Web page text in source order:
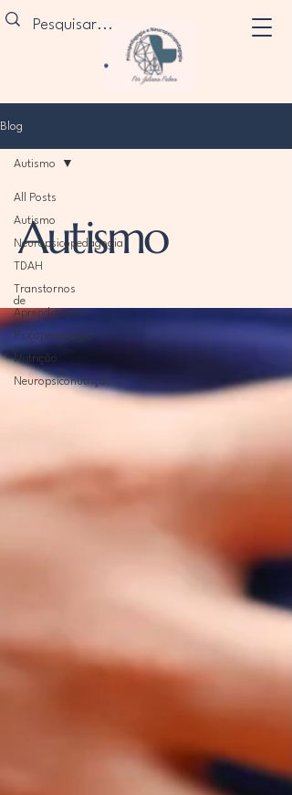
Blog
All Posts
Autismo
Neuropsicopedagogia
TDAH
Transtornos
de
Aprendizagem
Psicopedagogia
Nutrição
Neuropsiconutrição
Autismo
Autismo